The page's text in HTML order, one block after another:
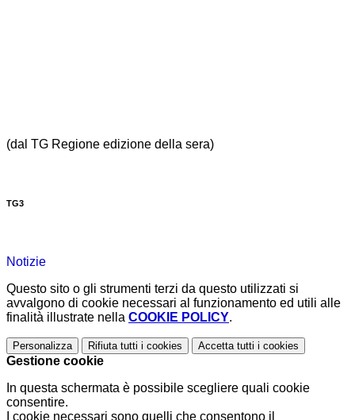
(dal TG Regione edizione della sera)
TG3
Notizie
Questo sito o gli strumenti terzi da questo utilizzati si
avvalgono di cookie necessari al funzionamento ed utili alle
finalità illustrate nella COOKIE POLICY.
Personalizza Rifiuta tutti i cookies Accetta tutti i cookies
Gestione cookie
In questa schermata è possibile scegliere quali cookie
consentire.
I cookie necessari sono quelli che consentono il